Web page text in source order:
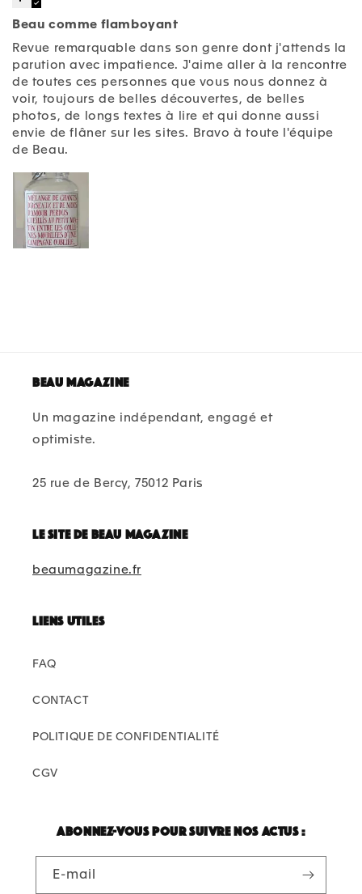
Beau comme flamboyant
Revue remarquable dans son genre dont j'attends la
parution avec impatience. J'aime aller à la rencontre
de toutes ces personnes que vous nous donnez à
voir, toujours de belles découvertes, de belles
photos, de longs textes à lire et qui donne aussi
envie de flâner sur les sites. Bravo à toute l'équipe
de Beau.
Beau magazine
Un magazine indépendant, engagé et
optimiste.
25 rue de Bercy, 75012 Paris
Le site de beau magazine
beaumagazine.fr
Liens utiles
FAQ
CONTACT
POLITIQUE DE CONFIDENTIALITÉ
CGV
Abonnez-vous pour suivre nos actus :
E-mail